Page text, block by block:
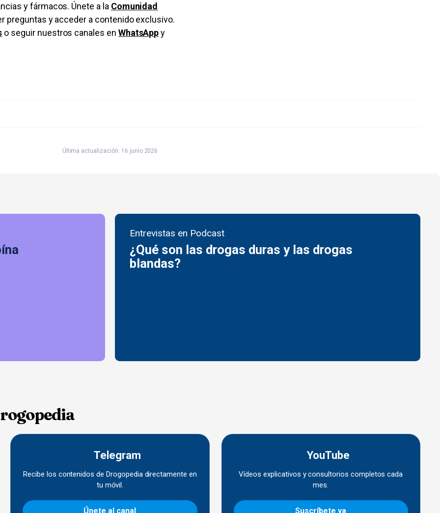
y fármacos. Únete a la Comunidad
preguntas y acceder a contenido exclusivo.
o seguir nuestros canales en WhatsAppy
Última actualización: 16 junio 2026
Entrevistas en Podcast
¿Qué son las drogas duras y las drogas
blandas?
Telegram
Recibe los contenidos de Drogopedia directamente en
tu móvil.
Únete al canal
YouTube
Vídeos explicativos y consultorios completos cada
mes.
Suscríbete ya